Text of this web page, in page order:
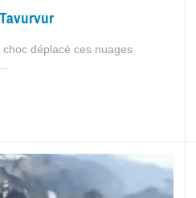
choc déplacé ces nuages